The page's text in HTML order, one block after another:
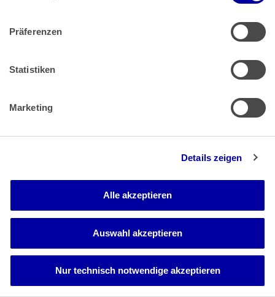
Präferenzen
Statistiken
Marketing
Details zeigen
Alle akzeptieren
Auswahl akzeptieren
Nur technisch notwendige akzeptieren
nach Maßgabe des Art. 10 Abs. 2 DBA-Japan 1966
zwischen den Gesellschaften zweier Mitgliedstaaten aber
Zweifel, ob diese Beurteilung mit dem Unionsrecht
unionsrechtlich zweifelhafte Frage, ob der Einbehalt der
abgeltenden (definitiven) deutschen Kapitalertragsteuer
der schon in Anspruch genommenen japanischen
Kapitalverkehrsfreiheit durch die abgeltende Erhebung der
deutschen Kapitalertragsteuer anzunehmen sein, stellt sich
die Frage der Erstattungsmodalitäten (Vorlagefrage 4,
dazu C.2.d). Aus Sicht des Senats ist Voraussetzung für eine
Erstattung, dass die Klägerin den Betrag der in Japan nicht
anrechenbaren deutschen Kapitalertragsteuer für die
einzelnen Ausschüttungen konkret in Euro berechnet und